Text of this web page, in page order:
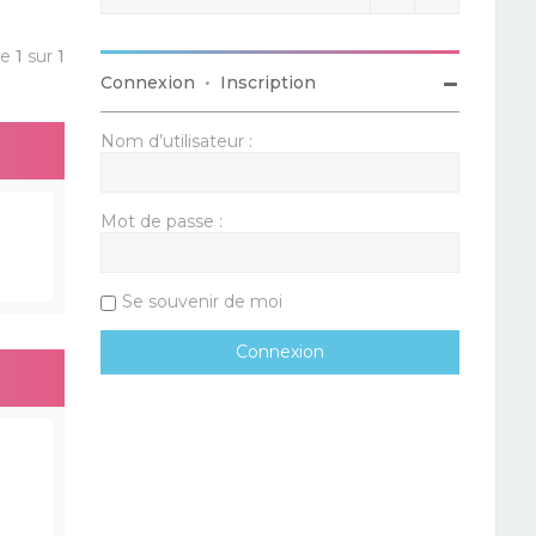
1 sur1
Connexion • Inscription
Nom d’utilisateur :
Mot de passe :
Se souvenir de moi